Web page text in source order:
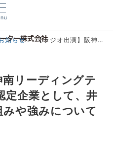
知らせ 【ラジオ出演】阪神南リーディングテクノロジー（LT）認定企業として、井上ヒーターの取り組みや強みについて語りました
南リーディングテ
定企業として、井
や強みについて